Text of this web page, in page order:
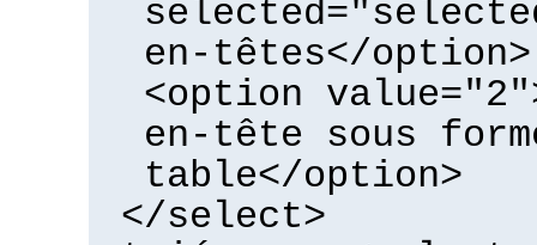
en-têtes</option>
<option
en-tête sous
table</option>
</select>